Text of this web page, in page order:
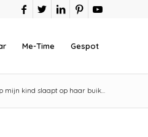
Me-Time Gespot
mijn kind slaapt op haar buik…